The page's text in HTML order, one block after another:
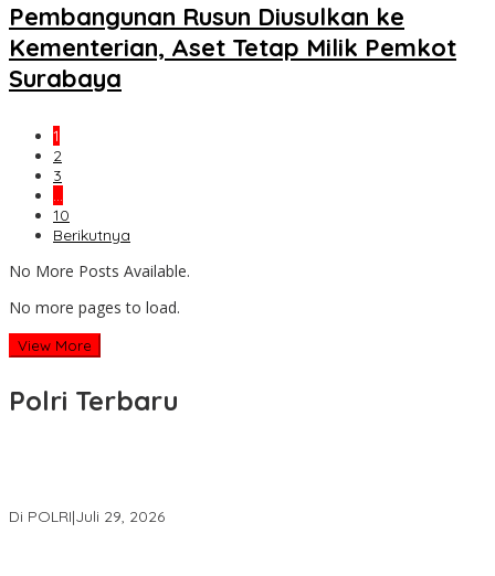
Pembangunan Rusun Diusulkan ke
Kementerian, Aset Tetap Milik Pemkot
Surabaya
1
2
3
…
10
Berikutnya
No More Posts Available.
No more pages to load.
View More
Polri Terbaru
Di POLRI|Juli 29, 2026